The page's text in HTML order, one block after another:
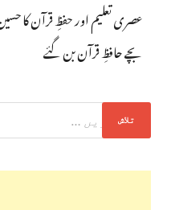
عصری تعلیم اور حفظِ قرآن کا
بچے حافظِ قرآن بن گئے